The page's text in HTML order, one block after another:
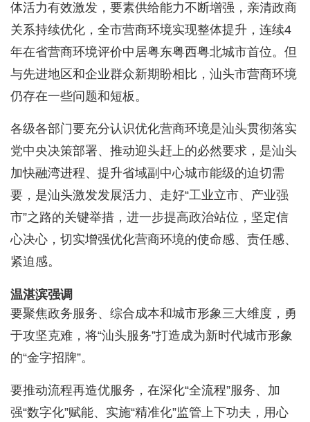
体活力有效激发，要素供给能力不断增强，亲清政商
关系持续优化，全市营商环境实现整体提升，连续4
年在省营商环境评价中居粤东粤西粤北城市首位。但
与先进地区和企业群众新期盼相比，汕头市营商环境
仍存在一些问题和短板。
各级各部门要充分认识优化营商环境是汕头贯彻落实
党中央决策部署、推动迎头赶上的必然要求，是汕头
加快融湾进程、提升省域副中心城市能级的迫切需
要，是汕头激发发展活力、走好“工业立市、产业强
市”之路的关键举措，进一步提高政治站位，坚定信
心决心，切实增强优化营商环境的使命感、责任感、
紧迫感。
温湛滨强调
要聚焦政务服务、综合成本和城市形象三大维度，勇
于攻坚克难，将“汕头服务”打造成为新时代城市形象
的“金字招牌”。
要推动流程再造优服务，在深化“全流程”服务、加
强“数字化”赋能、实施“精准化”监管上下功夫，用心